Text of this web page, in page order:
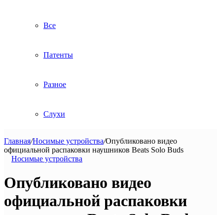
Все
Патенты
Разное
Слухи
Главная/Носимые устройства/Опубликовано видео
официальной распаковки наушников Beats Solo Buds
Носимые устройства
Опубликовано видео
официальной распаковки